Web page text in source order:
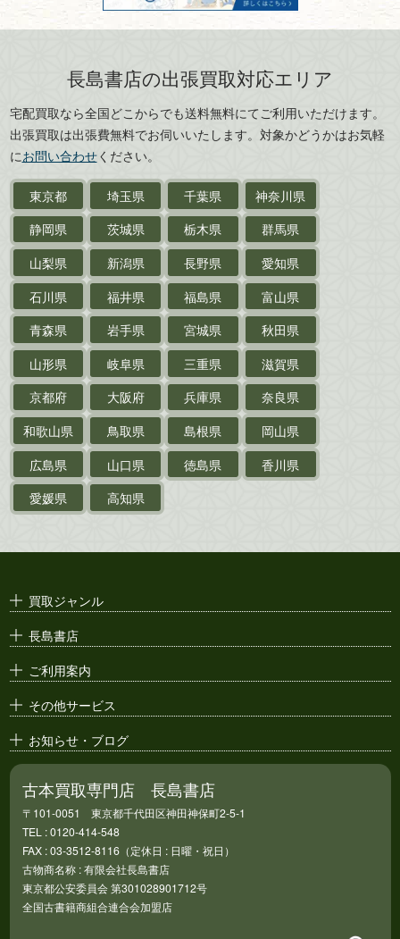
版画・リトグラフ・
刀剣・鎧・甲冑
武道書・武術書
近代文学・
サイン色紙
作家草稿・原稿・肉筆物
探偵小説・推理小説
乗物
鉄道・
電車・バス
戦前・戦中の紙物・資料
絵葉書
支那・満洲・朝鮮・
台湾関係古資料
ポスター・チラシ・
兵庫県
奈良県
島根県
岡山県
徳島県
香川県
愛媛県
長島書店の出張買取対応エリア
宅配買取なら全国どこからでも送料無料にてご利用いただけます。
出張買取は出張費無料でお伺いいたします。対象かどうかはお気軽
にお問い合わせください。
東京都 埼玉県 千葉県
神奈川県
静岡県
茨城県 栃木県
群馬県
山梨県
新潟県 長野県
愛知県
石川県
福井県 福島県
富山県
青森県
岩手県 宮城県
秋田県
山形県
岐阜県 三重県
滋賀県
京都府
大阪府 兵庫県
奈良県
和歌山県
鳥取県 島根県
岡山県
広島県
山口県 徳島県
香川県
愛媛県
高知県
買取ジャンル
長島書店
ご利用案内
その他サービス
お知らせ・ブログ
古本買取専門店 長島書店
〒101-0051 東京都千代田区神田神保町2-5-1
TEL : 0120-414-548
FAX : 03-3512-8116（定休日 : 日曜・祝日）
古物商名称 : 有限会社長島書店
東京都公安委員会 第301028901712号
全国古書籍商組合連合会加盟店